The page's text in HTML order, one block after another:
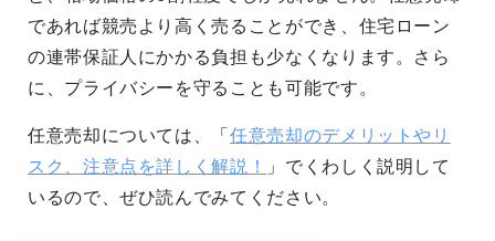
であれば競売より高く売ることができ、住宅ローン
の連帯保証人にかかる負担も少なくなります。さら
に、プライバシーを守ることも可能です。
任意売却については、「任意売却のデメリットやリ
スク、注意点を詳しく解説！
」でくわしく説明して
いるので、ぜひ読んでみてください。